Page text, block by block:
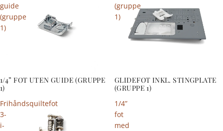
guide
(gruppe
1)
1/4” FOT UTEN GUIDE (GRUPPE
1)
(gruppe
1)
GLIDEFOT INKL. STINGPLATE
(GRUPPE 1)
Frihåndsquiltefot
3-
i-
1/4”
fot
med